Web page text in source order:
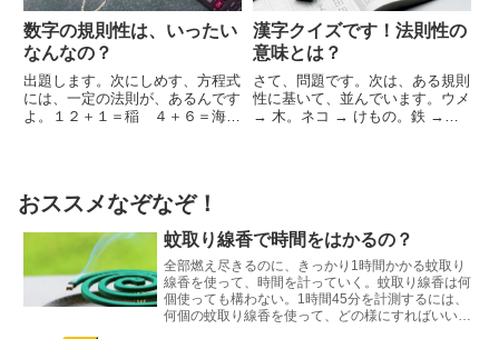
数字の規則性は、いったい
なんなの？
出題します。次にしめす、方程式
には、一定の法則が、あるんです
よ。１２＋１＝稲 ４＋６＝海
漢字クイズです！法則性の
意味とは？
さて、問題です。次は、ある規則
性に基いて、並んでいます。ウメ
→ 木。ネコ → けもの。鉄 →
おススメなぞなぞ！
蚊取り線香で時間をはかるの？
全部燃え尽きるのに、きっかり1時間かかる蚊取り
線香を使って、時間を計っていく。蚊取り線香は何
個使っても構わない。1時間45分を計測するには、
何個の蚊取り線香を使って、どの様にすればいいで